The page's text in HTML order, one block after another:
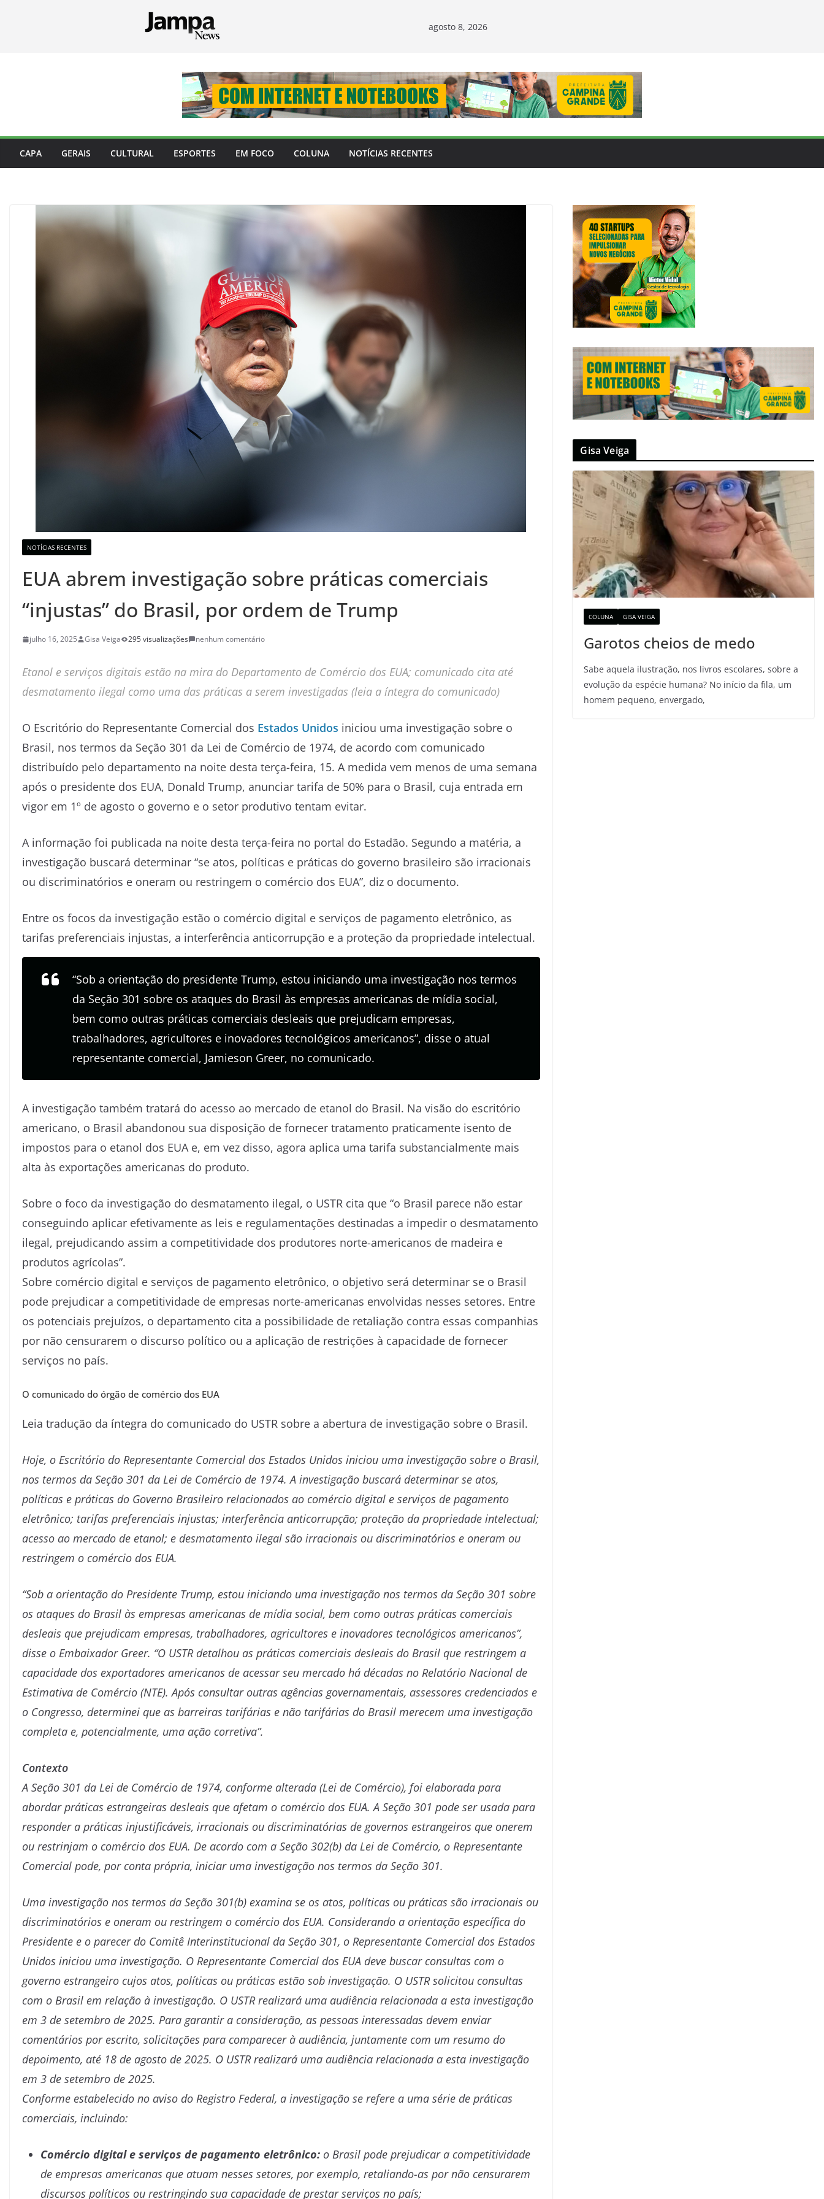
agosto 8, 2026
CAPA GERAIS CULTURAL ESPORTES EM FOCO COLUNA NOTÍCIAS RECENTES
NOTÍCIAS RECENTES
EUA abrem investigação sobre práticas comerciais
“injustas” do Brasil, por ordem de Trump
julho 16, 2025 Gisa Veiga 295 visualizações nenhum comentário
Etanol e serviços digitais estão na mira do Departamento de Comércio dos EUA; comunicado cita até
desmatamento ilegal como uma das práticas a serem investigadas (leia a íntegra do comunicado)
O Escritório do Representante Comercial dos Estados Unidos iniciou uma investigação sobre o
Brasil, nos termos da Seção 301 da Lei de Comércio de 1974, de acordo com comunicado
distribuído pelo departamento na noite desta terça-feira, 15. A medida vem menos de uma semana
após o presidente dos EUA, Donald Trump, anunciar tarifa de 50% para o Brasil, cuja entrada em
vigor em 1º de agosto o governo e o setor produtivo tentam evitar.
A informação foi publicada na noite desta terça-feira no portal do Estadão. Segundo a matéria, a
investigação buscará determinar “se atos, políticas e práticas do governo brasileiro são irracionais
ou discriminatórios e oneram ou restringem o comércio dos EUA”, diz o documento.
Entre os focos da investigação estão o comércio digital e serviços de pagamento eletrônico, as
tarifas preferenciais injustas, a interferência anticorrupção e a proteção da propriedade intelectual.
“Sob a orientação do presidente Trump, estou iniciando uma investigação nos termos
da Seção 301 sobre os ataques do Brasil às empresas americanas de mídia social,
bem como outras práticas comerciais desleais que prejudicam empresas,
trabalhadores, agricultores e inovadores tecnológicos americanos”, disse o atual
representante comercial, Jamieson Greer, no comunicado.
A investigação também tratará do acesso ao mercado de etanol do Brasil. Na visão do escritório
americano, o Brasil abandonou sua disposição de fornecer tratamento praticamente isento de
impostos para o etanol dos EUA e, em vez disso, agora aplica uma tarifa substancialmente mais
alta às exportações americanas do produto.
Sobre o foco da investigação do desmatamento ilegal, o USTR cita que “o Brasil parece não estar
conseguindo aplicar efetivamente as leis e regulamentações destinadas a impedir o desmatamento
ilegal, prejudicando assim a competitividade dos produtores norte-americanos de madeira e
produtos agrícolas”.
Sobre comércio digital e serviços de pagamento eletrônico, o objetivo será determinar se o Brasil
pode prejudicar a competitividade de empresas norte-americanas envolvidas nesses setores. Entre
os potenciais prejuízos, o departamento cita a possibilidade de retaliação contra essas companhias
por não censurarem o discurso político ou a aplicação de restrições à capacidade de fornecer
serviços no país.
O comunicado do órgão de comércio dos EUA
Leia tradução da íntegra do comunicado do USTR sobre a abertura de investigação sobre o Brasil.
Hoje, o Escritório do Representante Comercial dos Estados Unidos iniciou uma investigação sobre o Brasil,
nos termos da Seção 301 da Lei de Comércio de 1974. A investigação buscará determinar se atos,
políticas e práticas do Governo Brasileiro relacionados ao comércio digital e serviços de pagamento
eletrônico; tarifas preferenciais injustas; interferência anticorrupção; proteção da propriedade intelectual;
acesso ao mercado de etanol; e desmatamento ilegal são irracionais ou discriminatórios e oneram ou
restringem o comércio dos EUA.
“Sob a orientação do Presidente Trump, estou iniciando uma investigação nos termos da Seção 301 sobre
os ataques do Brasil às empresas americanas de mídia social, bem como outras práticas comerciais
desleais que prejudicam empresas, trabalhadores, agricultores e inovadores tecnológicos americanos”,
disse o Embaixador Greer. “O USTR detalhou as práticas comerciais desleais do Brasil que restringem a
capacidade dos exportadores americanos de acessar seu mercado há décadas no Relatório Nacional de
Estimativa de Comércio (NTE). Após consultar outras agências governamentais, assessores credenciados e
o Congresso, determinei que as barreiras tarifárias e não tarifárias do Brasil merecem uma investigação
completa e, potencialmente, uma ação corretiva”.
Contexto
A Seção 301 da Lei de Comércio de 1974, conforme alterada (Lei de Comércio), foi elaborada para
abordar práticas estrangeiras desleais que afetam o comércio dos EUA. A Seção 301 pode ser usada para
responder a práticas injustificáveis, irracionais ou discriminatórias de governos estrangeiros que onerem
ou restrinjam o comércio dos EUA. De acordo com a Seção 302(b) da Lei de Comércio, o Representante
Comercial pode, por conta própria, iniciar uma investigação nos termos da Seção 301.
Uma investigação nos termos da Seção 301(b) examina se os atos, políticas ou práticas são irracionais ou
discriminatórios e oneram ou restringem o comércio dos EUA. Considerando a orientação específica do
Presidente e o parecer do Comitê Interinstitucional da Seção 301, o Representante Comercial dos Estados
Unidos iniciou uma investigação. O Representante Comercial dos EUA deve buscar consultas com o
governo estrangeiro cujos atos, políticas ou práticas estão sob investigação. O USTR solicitou consultas
com o Brasil em relação à investigação. O USTR realizará uma audiência relacionada a esta investigação
em 3 de setembro de 2025. Para garantir a consideração, as pessoas interessadas devem enviar
comentários por escrito, solicitações para comparecer à audiência, juntamente com um resumo do
depoimento, até 18 de agosto de 2025. O USTR realizará uma audiência relacionada a esta investigação
em 3 de setembro de 2025.
Conforme estabelecido no aviso do Registro Federal, a investigação se refere a uma série de práticas
comerciais, incluindo:
Comércio digital e serviços de pagamento eletrônico: o Brasil pode prejudicar a competitividade
de empresas americanas que atuam nesses setores, por exemplo, retaliando-as por não censurarem
discursos políticos ou restringindo sua capacidade de prestar serviços no país;
Gisa Veiga
COLUNA GISA VEIGA
Garotos cheios de medo
Sabe aquela ilustração, nos livros escolares, sobre a
evolução da espécie humana? No início da fila, um
homem pequeno, envergado,